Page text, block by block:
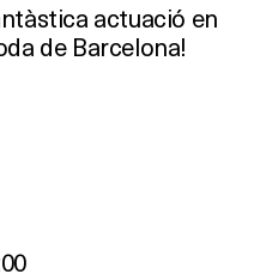
actuació en
de Barcelona!